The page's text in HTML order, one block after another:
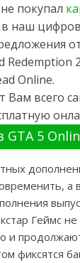
покупал
в наш
Redemption
Online.
Вам всего
GTA 5
а
Геймс
и
фиксятся